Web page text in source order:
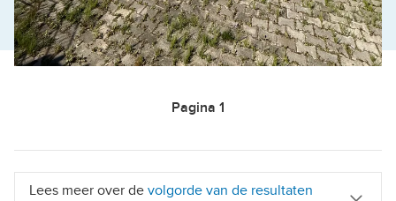
Bewaar zoekopdracht
Pagina 1
Lees meer over de volgorde van de resultaten